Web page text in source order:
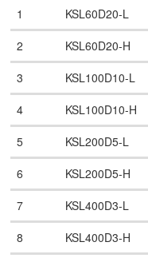
1
KSL60D20-L
2
KSL60D20-H
3
KSL100D10-L
4
KSL100D10-H
5
KSL200D5-L
6
KSL200D5-H
7
KSL400D3-L
8
KSL400D3-H